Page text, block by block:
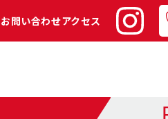
お問い合わせアクセス